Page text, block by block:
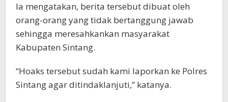
Ia mengatakan, berita tersebut dibuat oleh
orang-orang yang tidak bertanggung jawab
sehingga meresahkankan masyarakat
Kabupaten Sintang.
“Hoaks tersebut sudah kami laporkan ke Polres
Sintang agar ditindaklanjuti,” katanya.